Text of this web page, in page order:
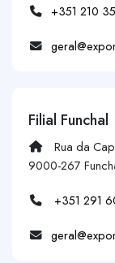
+351 210
Filial Funchal
Rua da
9000-267
+351 291